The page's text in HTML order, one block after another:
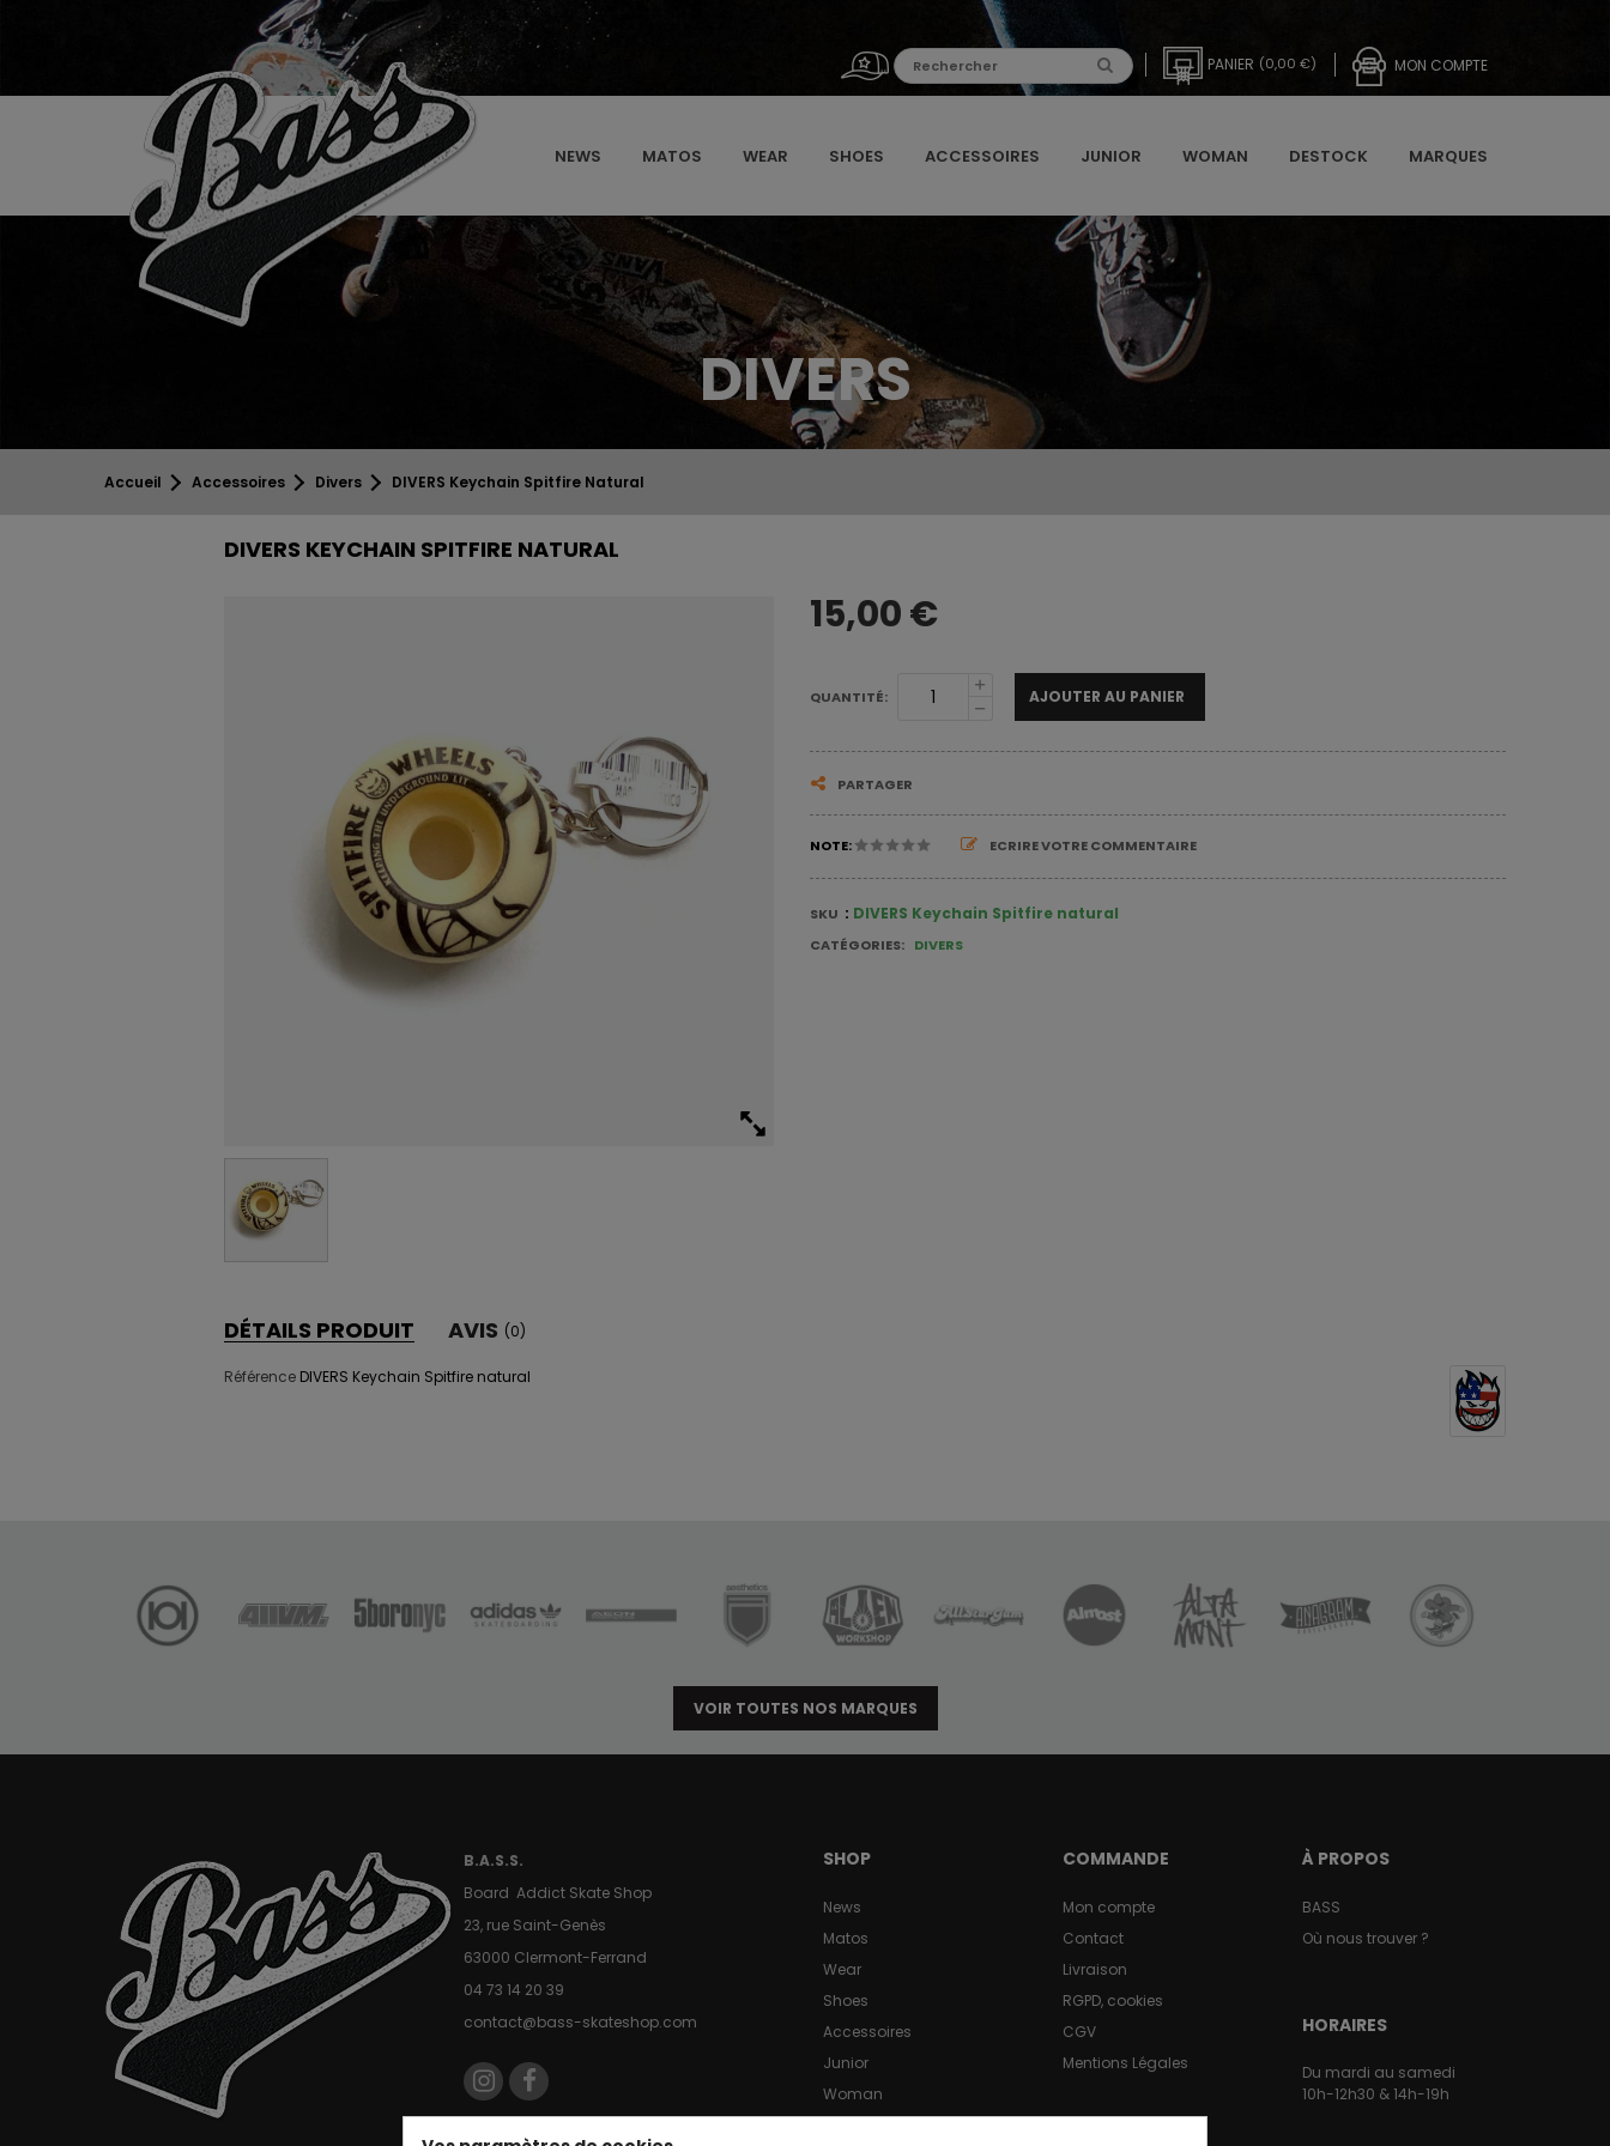
PANIER (0,00 €) MON COMPTE
NEWS MATOS WEAR SHOES ACCESSOIRES JUNIOR WOMAN DESTOCK MARQUES
DIVERS
Accueil Accessoires Divers DIVERS Keychain Spitfire Natural
DIVERS KEYCHAIN SPITFIRE NATURAL
15,00 €
QUANTITÉ: AJOUTER AU PANIER
PARTAGER
NOTE: ECRIRE VOTRE COMMENTAIRE
SKU : DIVERS Keychain Spitfire natural
CATÉGORIES: DIVERS
DÉTAILS PRODUIT AVIS (0)
Référence DIVERS Keychain Spitfire natural
VOIR TOUTES NOS MARQUES
B.A.S.S.
Board Addict Skate Shop
23, rue Saint-Genès
63000 Clermont-Ferrand
04 73 14 20 39
contact@bass-skateshop.com
SHOP
News
Matos
Wear
Shoes
Accessoires
Junior
Woman
COMMANDE
Mon compte
Contact
Livraison
RGPD, cookies
CGV
Mentions Légales
À PROPOS
BASS
Où nous trouver ?
HORAIRES
Du mardi au samedi
10h-12h30 & 14h-19h